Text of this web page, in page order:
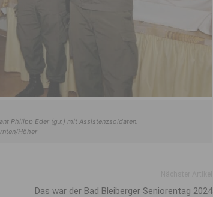
Philipp Eder (g.r.) mit Assistenzsoldaten.
Höher
Das war der Bad Bleiberger Seniorentag 2024